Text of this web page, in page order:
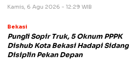
Kamis, 6 Agu 2026 - 12:29 WIB
Bekasi
Pungli Sopir Truk, 5 Oknum PPPK
Dishub Kota Bekasi Hadapi Sidang
Disiplin Pekan Depan